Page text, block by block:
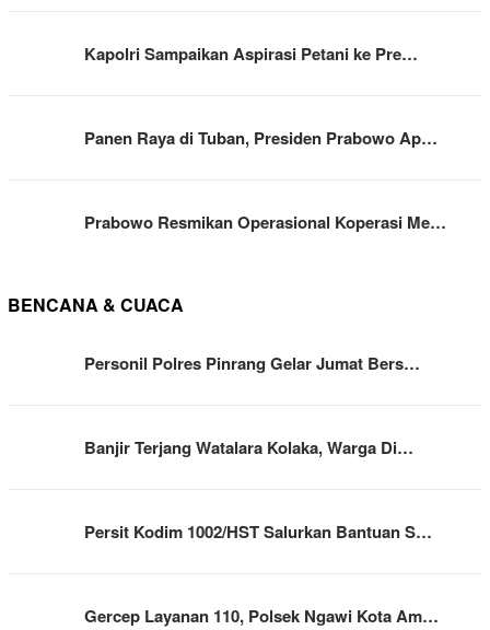
Kapolri Sampaikan Aspirasi Petani ke Pre…
Panen Raya di Tuban, Presiden Prabowo Ap…
Prabowo Resmikan Operasional Koperasi Me…
BENCANA & CUACA
Personil Polres Pinrang Gelar Jumat Bers…
Banjir Terjang Watalara Kolaka, Warga Di…
Persit Kodim 1002/HST Salurkan Bantuan S…
Gercep Layanan 110, Polsek Ngawi Kota Am…